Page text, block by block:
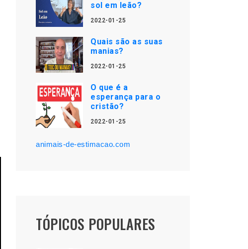
sol em leão?
2022-01-25
Quais são as suas
manias?
2022-01-25
O que é a
esperança para o
cristão?
2022-01-25
animais-de-estimacao.com
TÓPICOS POPULARES